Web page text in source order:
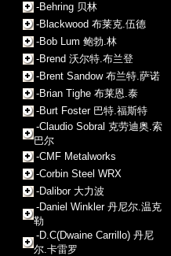
-Behring 贝林
-Blackwood 布莱克.伍德
-Bob Lum 鲍勃.林
-Brend 沃尔特.布兰登
-Brent Sandow 布兰特.萨诺
-Brian Tighe 布莱恩.泰
-Burt Foster 巴特.福斯特
-Claudio Sobral 克劳迪奥.索
巴尔
-CMF Metalworks
-Corbin Steel WRX
-Dalibor 大力波
-Daniel Winkler 丹尼尔.温克
勒
-D.C(Dwaine Carrillo) 丹尼
尔.卡雷罗